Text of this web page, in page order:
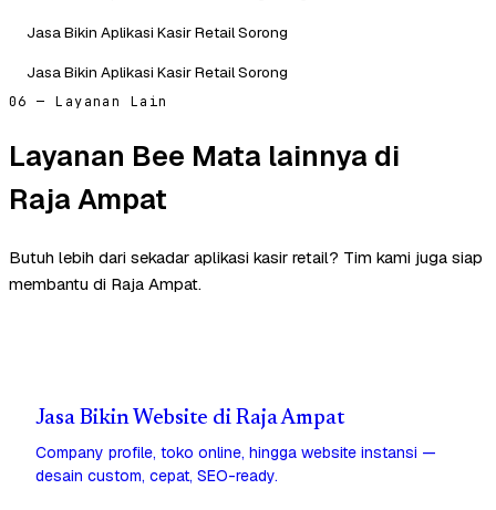
Jasa Bikin Aplikasi Kasir Retail Sorong
Jasa Bikin Aplikasi Kasir Retail Sorong
06 — Layanan Lain
Layanan Bee Mata lainnya di
Raja Ampat
Butuh lebih dari sekadar aplikasi kasir retail? Tim kami juga siap
membantu di Raja Ampat.
Jasa Bikin Website di Raja Ampat
Company profile, toko online, hingga website instansi —
desain custom, cepat, SEO-ready.